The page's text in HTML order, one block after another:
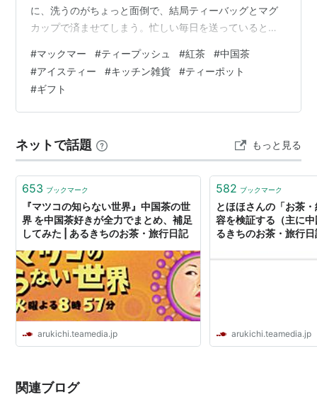
から始まり３段階以上ある。
紅茶（ホンチャ）中国茶における紅茶も西洋流の紅
茶と製法は同じだがペコやオレンジペコ、リーブス
が多い。CTCなどの製法はあまりつかわれないよう
だ。キーマンは中国産の紅茶で水色は薄くモスフレ
黒茶 （ヘイチャ）フーチャとよばれることも多い。
プーアル茶に代表され、香港でよく飲まれる。円形
や四角く固められ表面にうっすらと黴を生えさせて
充分熟成させる。１０年を超えると味が格別にかわ
り３０年や２０年たったものは外国人には売らない
という。中国料理との相性もいい。強烈な脂肪分解
料理も平気で食せるという。ただ食べ物をたべない
で飲むとすこぶる消化器に負担がかかる。煎れ方は
蓋碗や急須に砕いた茶葉をいれ沸騰した熱湯でさっ
と表面の黴を洗い流す意味ですぐ捨てる、それから
飲用にする沸騰したお湯をいれしばらく蒸してから
供する。味や香りがなくなる寸前くらいが一番美味
花茶（ファンチャ）緑茶に着香したり、茶葉の形を
に、洗うのがちょっと面倒で、結局ティーバッグとマグ
カップで済ませてしまう。忙しい毎日を送っていると、
とってありますよね。そんな私がSNSでたまたま見かけ
たのが、マックマーの「ティープッシュ ミルキーホワイ
ト」でした。 茶葉とお湯を入れた内側の容器から、ボタ
ンをひとつ押すだけで、お茶がスーッと下のポットに落
て。重力だけでお茶が抽出されていく様子は、…
#マックマー #ティープッシュ #紅茶 #中国茶
#アイスティー #キッチン雑貨 #ティーポット
#ギフト
ネットで話題 もっと見る
653 ブックマーク
『マツコの知らない世界』中国茶の世
界 を中国茶好きが全力でまとめ、補足
してみた | あるきちのお茶・旅行日記
arukichi.teamedia.jp
582 ブックマーク
とほほさんの「お茶
容を検証する（主に
るきちのお茶・旅行
arukichi.teamedia.jp
関連ブログ